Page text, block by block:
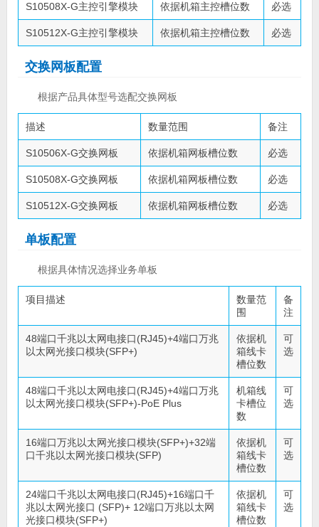
S10508X-G主控引擎模块 依据机箱主控槽位数 必选
S10512X-G主控引擎模块 依据机箱主控槽位数 必选
交换网板配置
根据产品具体型号选配交换网板
描述 数量范围 备注
S10506X-G交换网板 依据机箱网板槽位数 必选
S10508X-G交换网板 依据机箱网板槽位数 必选
S10512X-G交换网板 依据机箱网板槽位数 必选
单板配置
根据具体情况选择业务单板
项目描述
数量范
围
备
注
48端口千兆以太网电接口(RJ45)+4端口万兆
以太网光接口模块(SFP+)
依据机
箱线卡
槽位数
可
选
48端口千兆以太网电接口(RJ45)+4端口万兆
以太网光接口模块(SFP+)-PoE Plus
机箱线
卡槽位
数
可
选
16端口万兆以太网光接口模块(SFP+)+32端
口千兆以太网光接口模块(SFP)
依据机
箱线卡
槽位数
可
选
24端口千兆以太网电接口(RJ45)+16端口千
兆以太网光接口 (SFP)+ 12端口万兆以太网
光接口模块(SFP+)
依据机
箱线卡
槽位数
可
选